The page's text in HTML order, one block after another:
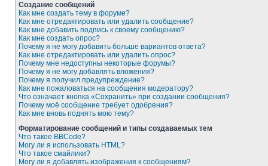
Создание сообщений
Как мне создать тему в форуме?
Как мне отредактировать или удалить сообщение?
Как мне добавить подпись к своему сообщению?
Как мне создать опрос?
Почему я не могу добавить больше вариантов ответа?
Как мне отредактировать или удалить опрос?
Почему мне недоступны некоторые форумы?
Почему я не могу добавлять вложения?
Почему я получил предупреждение?
Как мне пожаловаться на сообщения модератору?
Что означает кнопка «Сохранить» при создании сообщения?
Почему моё сообщение требует одобрения?
Как мне вновь поднять мою тему?
Форматирование сообщений и типы создаваемых тем
Что такое BBCode?
Могу ли я использовать HTML?
Что такое смайлики?
Могу ли я добавлять изображения к сообщениям?